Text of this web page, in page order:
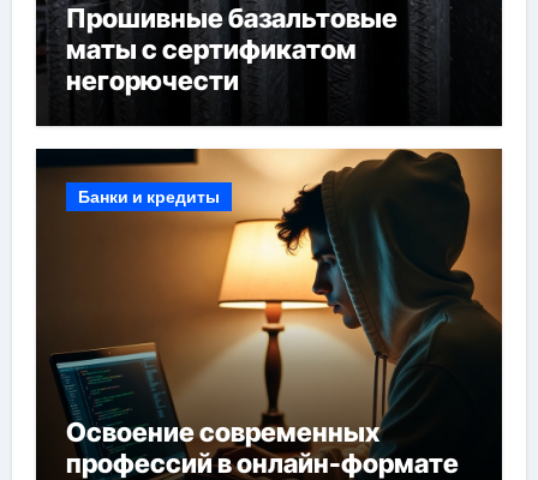
Прошивные базальтовые
маты с сертификатом
негорючести
Банки и кредиты
Освоение современных
профессий в онлайн-формате